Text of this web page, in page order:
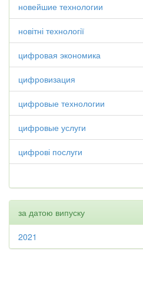
новейшие технологии
новітні технології
цифровая экономика
цифровизация
цифровые технологии
цифровые услуги
цифрові послуги
за датою випуску
2021